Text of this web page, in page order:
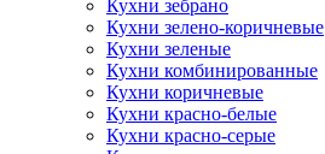
Кухни зебрано
Кухни зелено-коричневые
Кухни зеленые
Кухни комбинированные
Кухни коричневые
Кухни красно-белые
Кухни красно-серые